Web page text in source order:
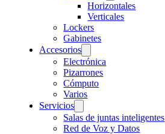
Horizontales
Verticales
Lockers
Gabinetes
Accesorios
Electrónica
Pizarrones
Cómputo
Varios
Servicios
Salas de juntas inteligentes
Red de Voz y Datos